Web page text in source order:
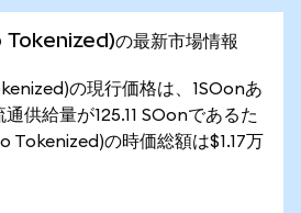
の最新市場情報
の現行価格は、1SOonあ
供給量が125.11 SOonであるた
Tokenized)の時価総額は$1.17万